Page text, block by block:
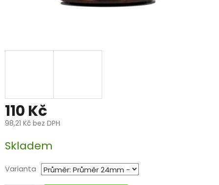
110 Kč
98,21 Kč bez DPH
cena:
Skladem
Varianta